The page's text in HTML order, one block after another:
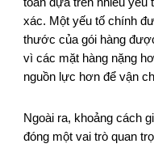
xác. Một yếu tố chính
thước của gói hàng
vì các mặt hàng nặng
nguồn lực hơn để vận
Ngoài ra, khoảng cách
đóng một vai trò quan